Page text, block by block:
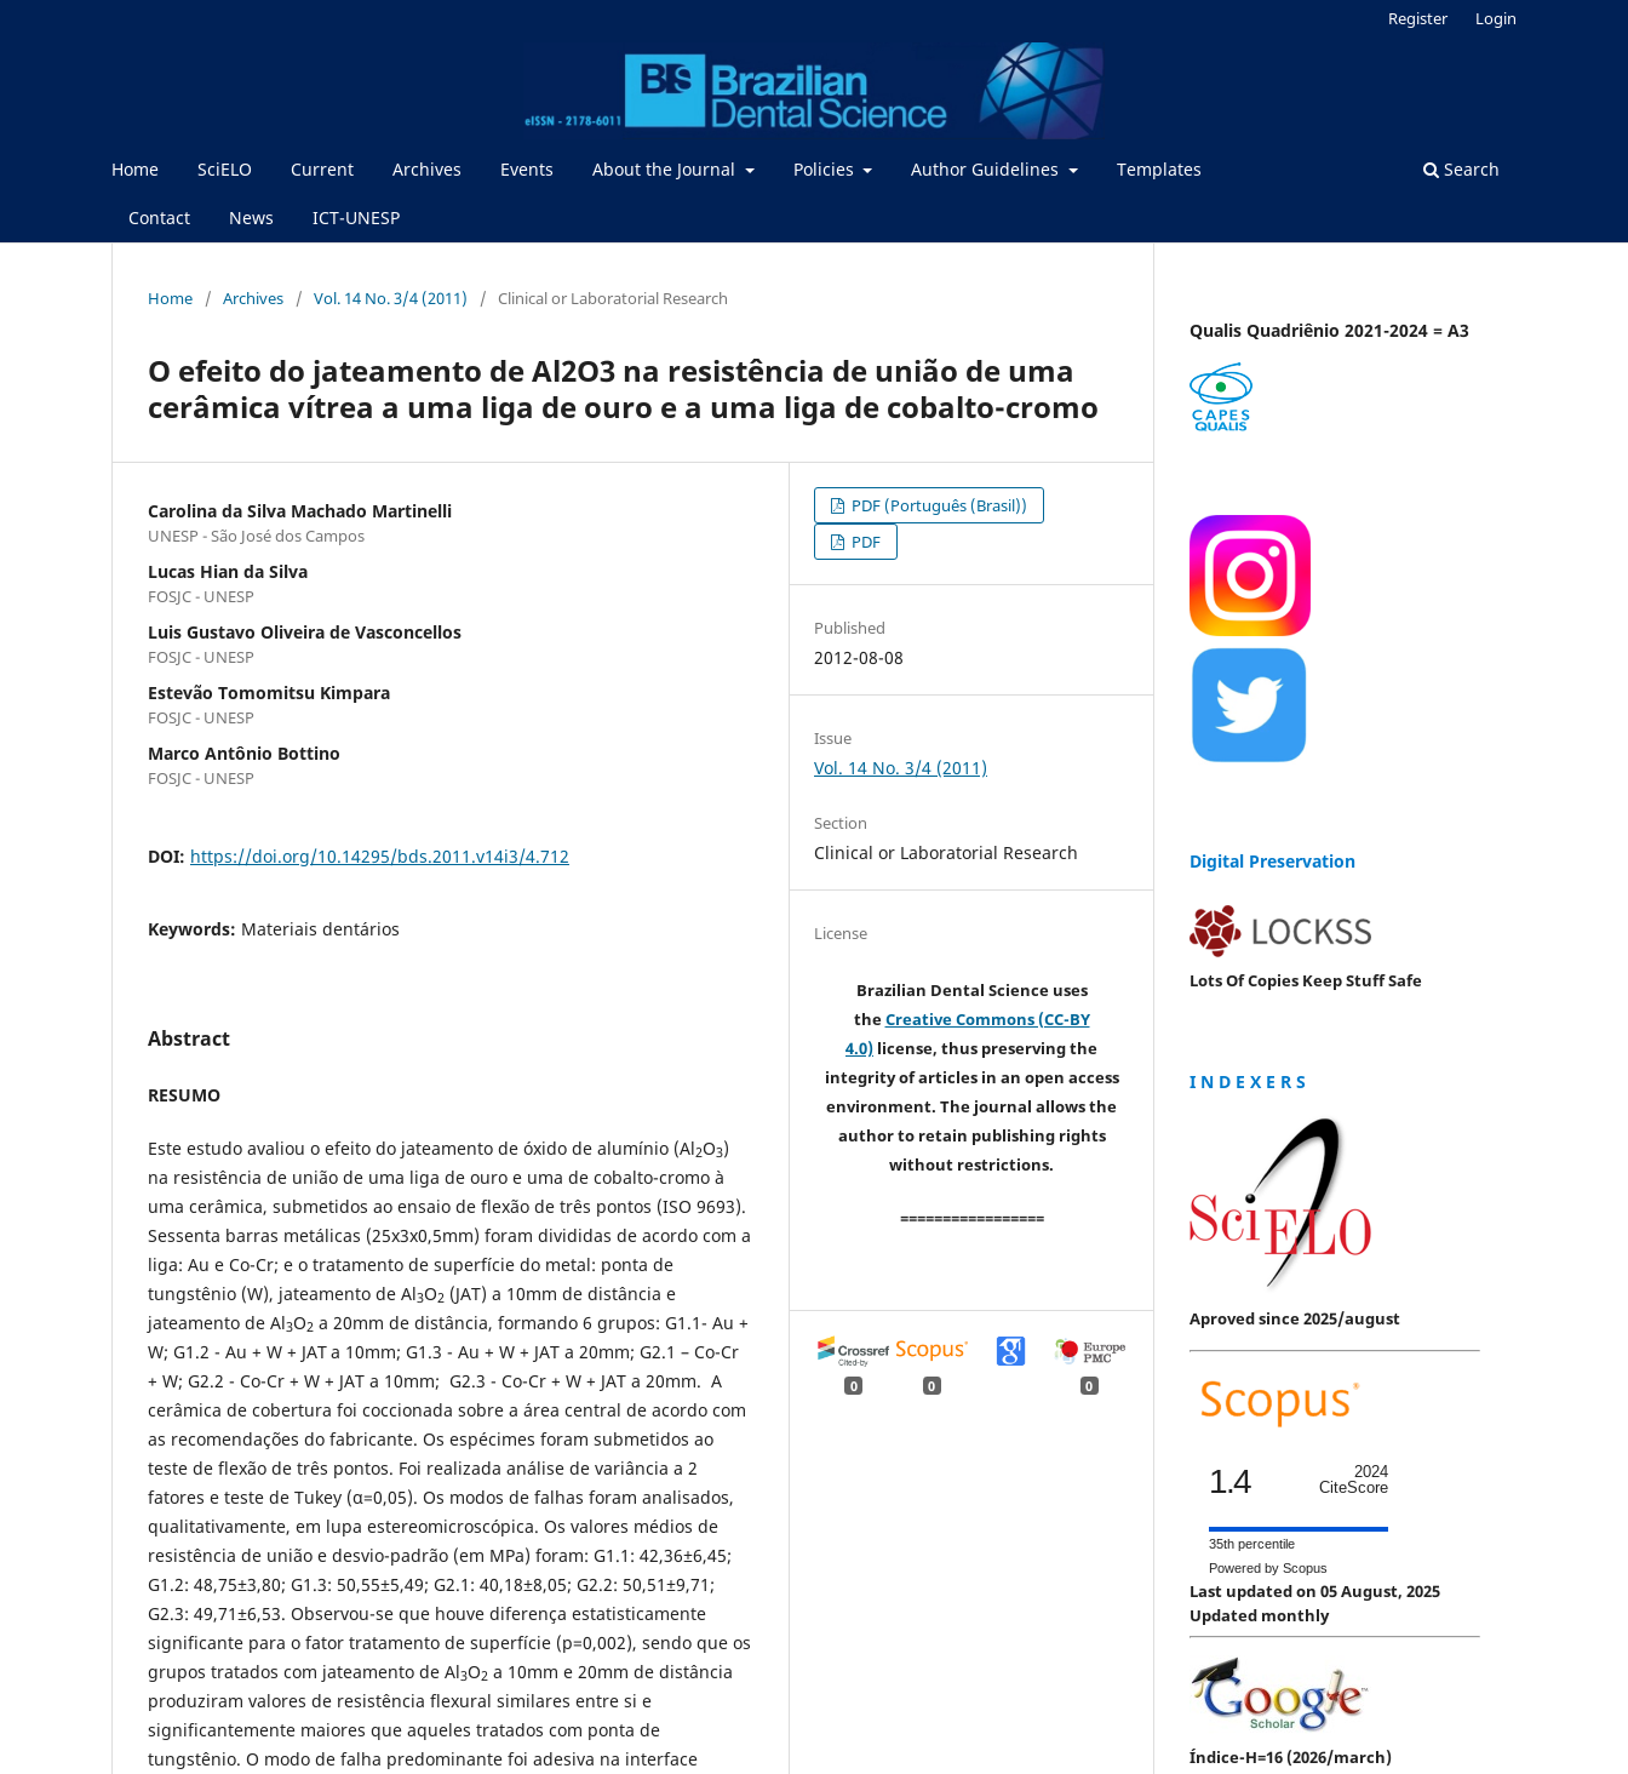
Home SciELO Current Archives Events About the Journal Policies Author Guidelines Templates
Contact News ICT-UNESP
Search
Register Login
Home / Archives / Vol. 14 No. 3/4 (2011) / Clinical or Laboratorial Research
O efeito do jateamento de Al2O3 na resistência de união de uma
cerâmica vítrea a uma liga de ouro e a uma liga de cobalto-cromo
Carolina da Silva Machado Martinelli
UNESP - São José dos Campos
Lucas Hian da Silva
FOSJC - UNESP
Luis Gustavo Oliveira de Vasconcellos
FOSJC - UNESP
Estevão Tomomitsu Kimpara
FOSJC - UNESP
Marco Antônio Bottino
FOSJC - UNESP
DOI: https://doi.org/10.14295/bds.2011.v14i3/4.712
Keywords: Materiais dentários
Abstract
RESUMO
Este estudo avaliou o efeito do jateamento de óxido de alumínio (Al2O3)
na resistência de união de uma liga de ouro e uma de cobalto-cromo à
uma cerâmica, submetidos ao ensaio de flexão de três pontos (ISO 9693).
Sessenta barras metálicas (25x3x0,5mm) foram divididas de acordo com a
liga: Au e Co-Cr; e o tratamento de superfície do metal: ponta de
tungstênio (W), jateamento de Al3O2 (JAT) a 10mm de distância e
jateamento de Al3O2 a 20mm de distância, formando 6 grupos: G1.1- Au +
W; G1.2 - Au + W + JATa 10mm; G1.3 - Au + W + JAT a 20mm; G2.1 – Co-Cr
+ W; G2.2 - Co-Cr + W + JAT a 10mm; G2.3 - Co-Cr + W + JAT a 20mm. A
cerâmica de cobertura foi coccionada sobre a área central de acordo com
as recomendações do fabricante. Os espécimes foram submetidos ao
teste de flexão de três pontos. Foi realizada análise de variância a 2
fatores e teste de Tukey (α=0,05). Os modos de falhas foram analisados,
qualitativamente, em lupa estereomicroscópica. Os valores médios de
resistência de união e desvio-padrão (em MPa) foram: G1.1: 42,36±6,45;
G1.2: 48,75±3,80; G1.3: 50,55±5,49; G2.1: 40,18±8,05; G2.2: 50,51±9,71;
G2.3: 49,71±6,53. Observou-se que houve diferença estatisticamente
significante para o fator tratamento de superfície (p=0,002), sendo que os
grupos tratados com jateamento de Al3O2 a 10mm e 20mm de distância
produziram valores de resistência flexural similares entre si e
significantemente maiores que aqueles tratados com ponta de
tungstênio. O modo de falha predominante foi adesiva na interface
PDF (Português (Brasil))
PDF
Published
2012-08-08
Issue
Vol. 14 No. 3/4 (2011)
Section
Clinical or Laboratorial Research
License
Brazilian Dental Science uses
theCreative Commons (CC-BY
4.0) license, thus preserving the
integrity of articles in an open access
environment. The journal allows the
author to retain publishing rights
without restrictions.
=================
0 0 0
Qualis Quadriênio 2021-2024 = A3
Digital Preservation
Lots Of Copies Keep Stuff Safe
I N D E X E R S
Aproved since 2025/august
1.4
2024
CiteScore
35th percentile
Powered by Scopus
Last updated on 05 August, 2025
Updated monthly
Índice-H=16 (2026/march)